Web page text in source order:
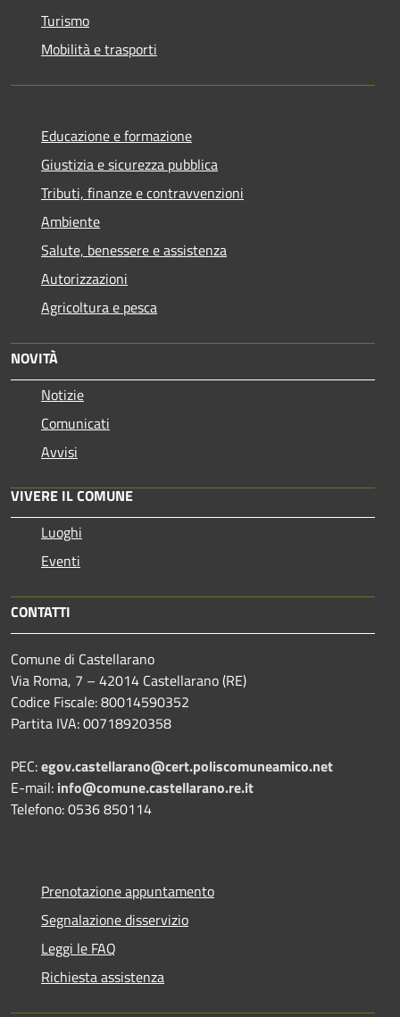
Turismo
Mobilità e trasporti
Educazione e formazione
Giustizia e sicurezza pubblica
Tributi, finanze e contravvenzioni
Ambiente
Salute, benessere e assistenza
Autorizzazioni
Agricoltura e pesca
NOVITÀ
Notizie
Comunicati
Avvisi
VIVERE IL COMUNE
Luoghi
Eventi
CONTATTI
Comune di Castellarano
Via Roma, 7 – 42014 Castellarano (RE)
Codice Fiscale: 80014590352
Partita IVA: 00718920358
PEC:egov.castellarano@cert.poliscomuneamico.net
E-mail: info@comune.castellarano.re.it
Telefono: 0536 850114
Prenotazione appuntamento
Segnalazione disservizio
Leggi le FAQ
Richiesta assistenza